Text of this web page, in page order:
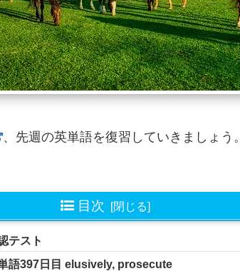
、先週の英単語を復習していきましょう。
目次
テスト
語397日目 elusively, prosecute